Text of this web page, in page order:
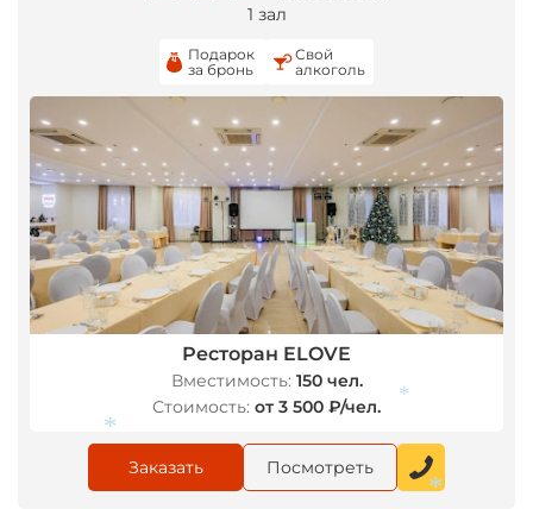
1 зал
Подарок
за бронь
Свой
алкоголь
Ресторан ELOVE
Вместимость: 150 чел.
Стоимость: от 3 500 ₽/чел.
Заказать Посмотреть